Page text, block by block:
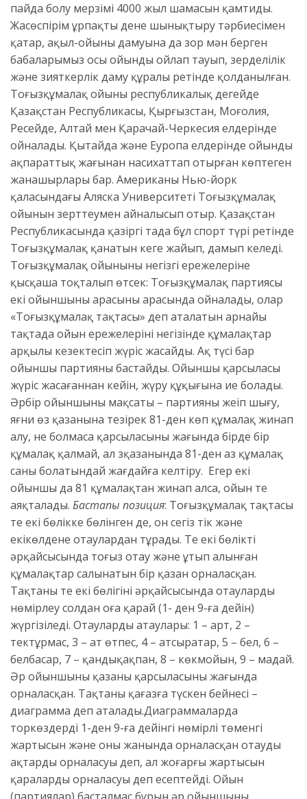
пайда болу мерзімі 4000 жыл шамасын қамтиды.
Жасөспірім ұрпақтың дене шынықтыру тәрбиесімен
қатар, ақыл-ойының дамуына да зор мән берген
бабаларымыз осы ойынды ойлап тауып, зерделілік
және зияткерлік даму құралы ретінде қолданылған.
Тоғызқұмалақ ойыны республикалық деңгейде
Қазақстан Республикасы, Қырғызстан, Моңғолия,
Ресейде, Алтай мен Қарачай-Черкесия елдерінде
ойналады. Қытайда және Еуропа елдерінде ойынды
ақпараттық жағынан насихаттап отырған көптеген
жанашырлары бар. Американың Нью-йорк
қаласындағы Аляска Университеті Тоғызқұмалақ
ойынын зерттеумен айналысып отыр. Қазақстан
Республикасында қазіргі таңда бұл спорт түрі ретінде
Тоғызқұмалақ қанатын кеңге жайып, дамып келеді.
Тоғызқұмалақ ойынының негізгі ережелеріне
қысқаша тоқталып өтсек: Тоғызқұмалақ партиясы
екі ойыншының арасының арасында ойналады, олар
«Тоғызқұмалақ тақтасы» деп аталатын арнайы
тақтада ойын ережелерінің негізінде құмалақтар
арқылы кезектесіп жүріс жасайды. Ақ түсі бар
ойыншы партияны бастайды. Ойыншы қарсыласы
жүріс жасағаннан кейін, жүру құқығына ие болады.
Әрбір ойыншының мақсаты – партияны жеңіп шығу,
яғни өз қазанына тезірек 81-ден көп құмалақ жинап
алу, не болмаса қарсыласының жағында бірде бір
құмалақ қалмай, ал зқазанында 81-ден аз құмалақ
саны болатындай жағдайға келтіру. Егер екі
ойыншы да 81 құмалақтан жинап алса, ойын тең
аяқталады. Бастапқы позиция: Тоғызқұмалақ тақтасы
тең екі бөлікке бөлінген де, он сегіз тік және
екікөлденең отаулардан тұрады. Тең екі бөліктің
әрқайсысында тоғыз отау және ұтып алынған
құмалақтар салынатын бір қазан орналасқан.
Тақтаның тең екі бөлігінің әрқайсысында отауларды
нөмірлеу солдан оңға қарай (1- ден 9-ға дейін)
жүргізіледі. Отаулардың атаулары: 1 – арт, 2 –
тектұрмас, 3 – ат өтпес, 4 – атсыратар, 5 – бел, 6 –
белбасар, 7 – қандықақпан, 8 – көкмойын, 9 – маңдай.
Әр ойыншының қазаны қарсыласының жағында
орналасқан. Тақтаның қағазға түскен бейнесі –
диаграмма деп аталады.Диаграммаларда
торкөздердің 1-ден 9-ға дейінгі нөмірлі төменгі
жартысын және оның жанында орналасқан отауды
ақтардың орналасуы деп, ал жоғарғы жартысын
қаралардың орналасуы деп есептейді. Ойын